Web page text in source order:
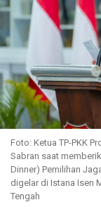
Foto: Ketua TP-PKK
Sabran saat
Dinner) Pemilihan
digelar di Istana Isen
Tengah